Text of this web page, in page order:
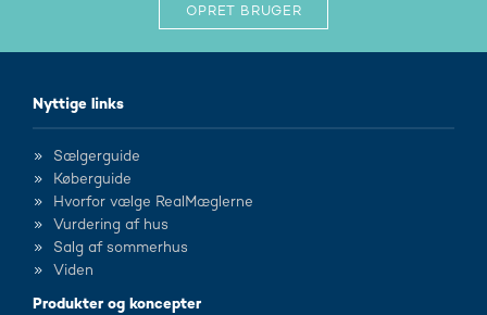
OPRET BRUGER
Nyttige links
Sælgerguide
Køberguide
Hvorfor vælge RealMæglerne
Vurdering af hus
Salg af sommerhus
Viden
Produkter og koncepter